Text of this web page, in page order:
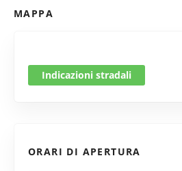
MAPPA
Indicazioni stradali
ORARI DI APERTURA